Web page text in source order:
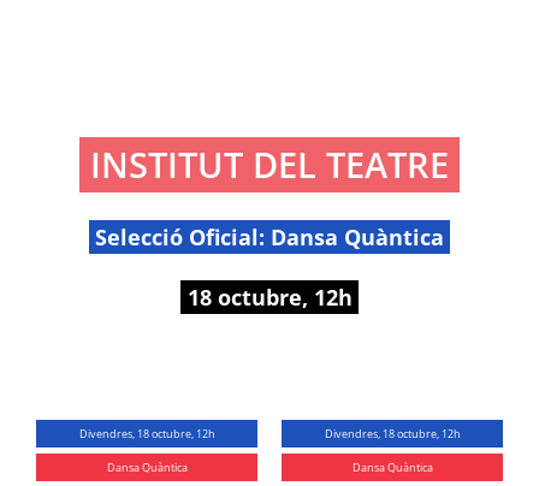
INSTITUT DEL TEATRE
Selecció Oficial: Dansa Quàntica
18 octubre, 12h
Divendres, 18 octubre, 12h
Dansa Quàntica
Divendres, 18 octubre, 12h
Dansa Quàntica